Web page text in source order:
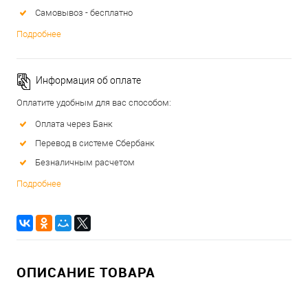
Самовывоз - бесплатно
Подробнее
Информация об оплате
Оплатите удобным для вас способом:
Оплата через Банк
Перевод в системе Сбербанк
Безналичным расчетом
Подробнее
ОПИСАНИЕ ТОВАРА